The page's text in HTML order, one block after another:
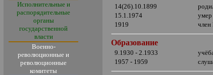
Исполнительные и
распорядительные
органы
государственной
власти
Военно-
революционные и
революционные
комитеты
14(26).10.1899
15.1.1974
1919
Образование
9.1930 - 2.1933
1957 - 1959